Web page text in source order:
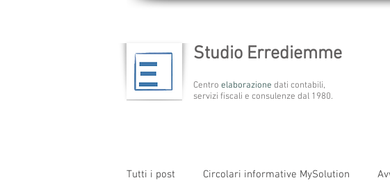
Studio Errediemme
Centro elaborazione dati contabili,
servizi fiscali e consulenze dal 1980.
Tutti i post Circolari informative MySolution